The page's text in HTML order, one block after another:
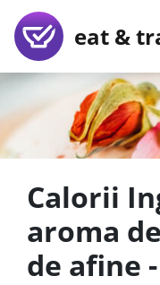
eat &
Calorii
aroma
de afine